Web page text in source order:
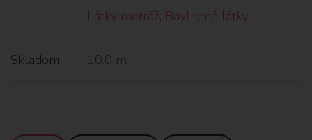
Látky metráž, Bavlnené látky
Skladom: 10.0 m